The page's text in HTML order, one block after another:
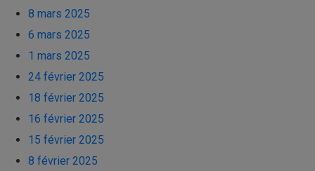
8 mars 2025
6 mars 2025
1 mars 2025
24 février 2025
18 février 2025
16 février 2025
15 février 2025
8 février 2025